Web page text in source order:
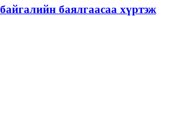
баялгаасаа хүртэж